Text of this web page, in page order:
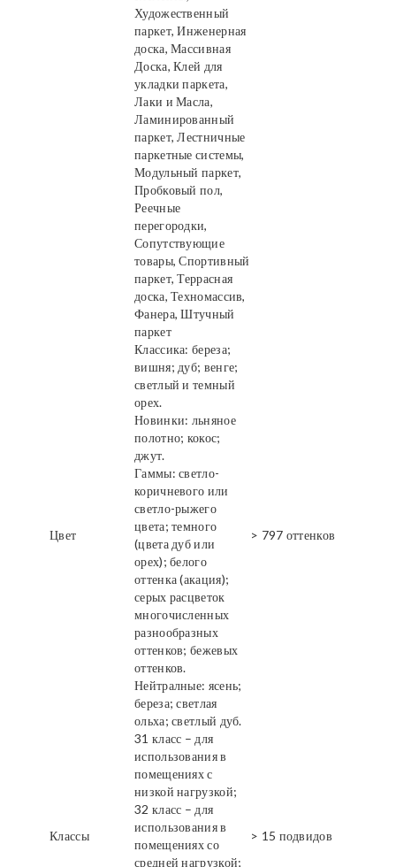
Художественный
паркет, Инженерная
доска, Массивная
Доска, Клей для
укладки паркета,
Лаки и Масла,
Ламинированный
паркет, Лестничные
паркетные системы,
Модульный паркет,
Пробковый пол,
Реечные
перегородки,
Сопутствующие
товары, Спортивный
паркет, Террасная
доска, Техномассив,
Фанера, Штучный
паркет
Цвет
Классика: береза;
вишня; дуб; венге;
светлый и темный
орех.
Новинки: льняное
полотно; кокос;
джут.
Гаммы: светло-
коричневого или
светло-рыжего
цвета; темного
(цвета дуб или
орех); белого
оттенка (акация);
серых расцветок
многочисленных
разнообразных
оттенков; бежевых
оттенков.
Нейтралные: ясень;
береза; светлая
ольха; светлый дуб.
> 797 оттенков
Классы
31 класс – для
использования в
помещениях с
низкой нагрузкой;
32 класс – для
использования в
помещениях со
средней нагрузкой;
> 15 подвидов